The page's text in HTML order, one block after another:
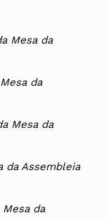
Mesa da
da
Mesa da
da Assembleia
da